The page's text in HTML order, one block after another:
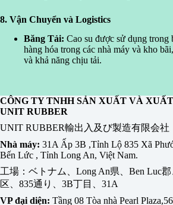
8. Vận Chuyển và Logistics
Băng Tải: Cao su được sử dụng trong
hàng hóa trong các nhà máy và kho
và khả năng chịu tải.
CÔNG TY TNHH SẢN XUẤT VÀ
UNIT RUBBER
UNIT RUBBER輸出入及び製造有限会社
Nhà máy: 31A Ấp 3B ,Tỉnh Lộ 835 Xã
Bến Lức , Tỉnh Long An, Việt Nam.
工場：ベトナム、Long An県、Ben Luc郡
区、835通り、3B丁目、31A
VP đại diện: Tầng 08 Tòa nhà Pearl